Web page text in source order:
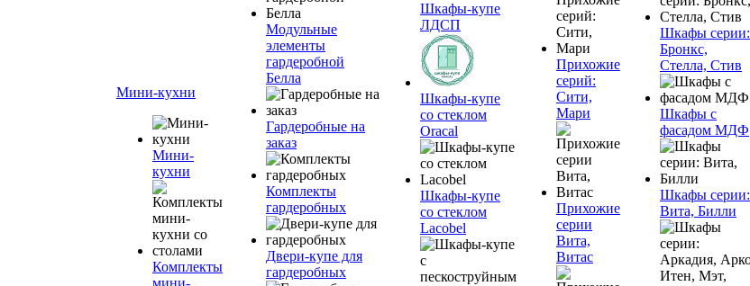
Мини-кухни
Мини-
кухни
Комплекты
мини-
Модульные
элементы
гардеробной
Белла
Гардеробные на
заказ
Комплекты
гардеробных
Двери-купе для
гардеробных
Шкафы-купе
ЛДСП
Шкафы-купе
со стеклом
Oracal
Шкафы-купе
со стеклом
Lacobel
Прихожие
серий:
Сити,
Мари
Прихожие
серии
Вита,
Витас
Шкафы серии:
Бронкс,
Стелла, Стив
Шкафы с
фасадом МДФ
Шкафы серии:
Вита, Билли